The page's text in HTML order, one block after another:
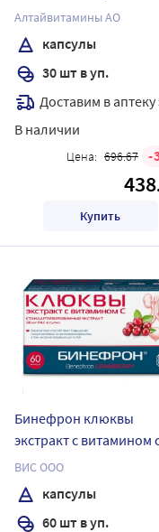
356 мг/банка
Алтайвитамины АО
капсулы
30 шт в уп.
Доставим в аптеку
В наличии
Цена: 696.67
438
Купить
Бинефрон клюквы
экстракт с витамином
шт. капсулы массой 0,4 г
ВИС ООО
капсулы
60 шт в уп.